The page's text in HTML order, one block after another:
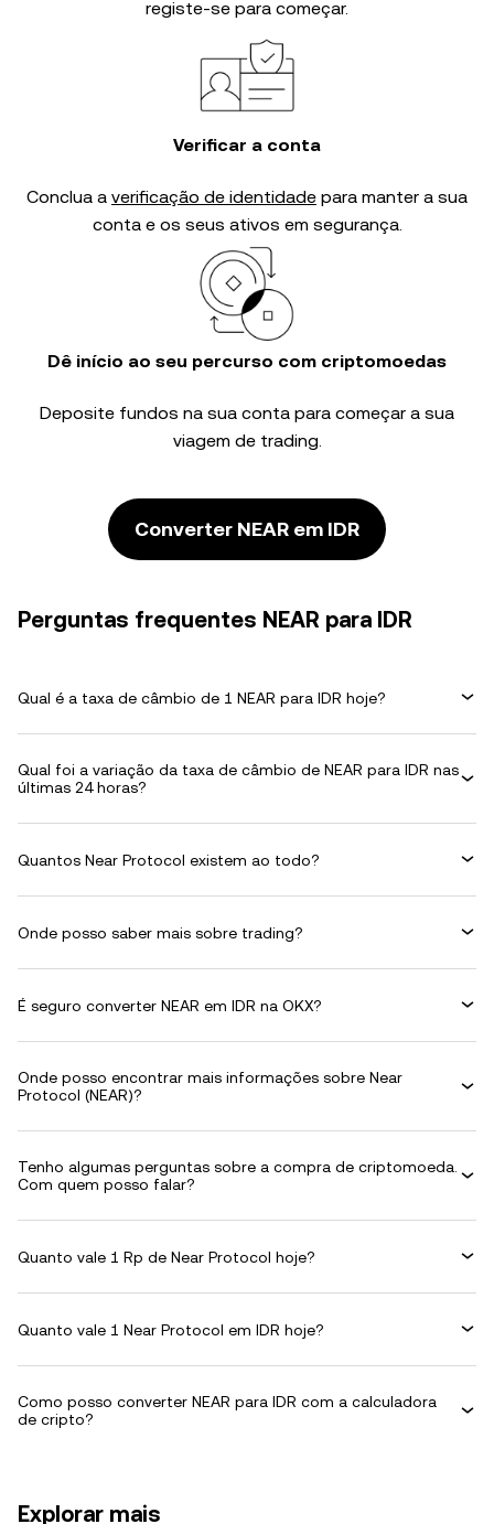
registe-se para começar.
Verificar a conta
Conclua a verificação de identidade para manter a sua
conta e os seus ativos em segurança.
Dê início ao seu percurso com criptomoedas
Deposite fundos na sua conta para começar a sua
viagem de trading.
Converter NEAR em IDR
Perguntas frequentes NEAR para IDR
Qual é a taxa de câmbio de 1 NEAR para IDR hoje?
Qual foi a variação da taxa de câmbio de NEAR para IDR nas
últimas 24 horas?
Quantos Near Protocol existem ao todo?
Onde posso saber mais sobre trading?
É seguro converter NEAR em IDR na OKX?
Onde posso encontrar mais informações sobre Near
Protocol (NEAR)?
Tenho algumas perguntas sobre a compra de criptomoeda.
Com quem posso falar?
Quanto vale 1 Rp de Near Protocol hoje?
Quanto vale 1 Near Protocol em IDR hoje?
Como posso converter NEAR para IDR com a calculadora
de cripto?
Explorar mais